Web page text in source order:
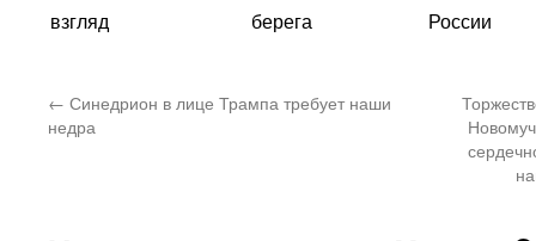
взгляд
берега
России
← Синедрион в лице Трампа требует наши
недра